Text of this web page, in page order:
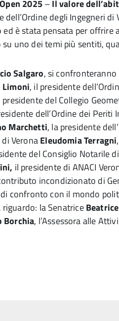
2025–Il valore
degli Ingegneri di
è stata pensata per offrire
uno dei temi più sentiti,
Salgaro, si confronteranno
, il presidente
presidente del Collegio
dell’Ordine dei
Marchetti, la presidente
VeronaEleudomia Terragni
del Consiglio Notarile
il presidente di ANACI
incondizionato di
confronto con il mondo
la Senatrice
Borchia, l’Assessora alle